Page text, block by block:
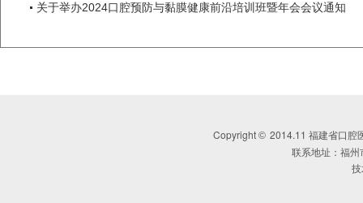
关于举办2024口腔预防与黏膜健康前沿培训班暨年会会议通知
Copyright © 2014.11 福建省口腔
联系地址：福